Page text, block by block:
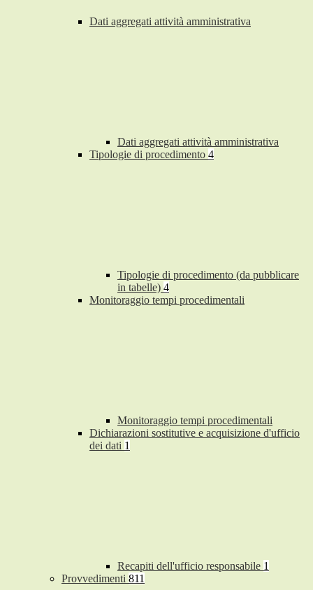
Dati aggregati attività amministrativa
Dati aggregati attività amministrativa
Tipologie di procedimento 4
Tipologie di procedimento (da pubblicare
in tabelle) 4
Monitoraggio tempi procedimentali
Monitoraggio tempi procedimentali
Dichiarazioni sostitutive e acquisizione d'ufficio
dei dati 1
Recapiti dell'ufficio responsabile 1
Provvedimenti 811